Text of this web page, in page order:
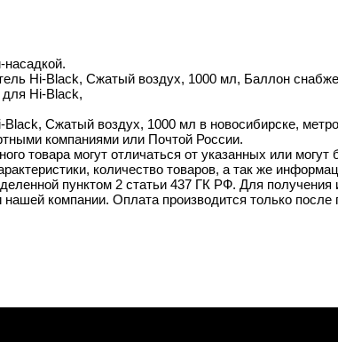
Hi-Black, Сжатый воздух, 1000 мл, Баллон
Hi-Black,
Сжатый воздух, 1000 мл в новосибирске,
компаниями или Почтой России.
товара могут отличаться от указанных или
количество товаров, а так же
пунктом 2 статьи 437 ГК РФ. Для
компании. Оплата производится только после